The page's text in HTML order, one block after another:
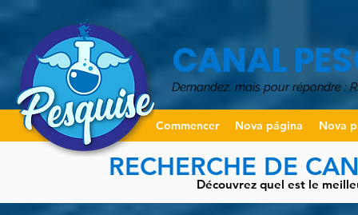
CANAL
Demandez, mais pour répondre :
Commencer Nova página Nova
RECHERCHE DE
Découvrez quel est le